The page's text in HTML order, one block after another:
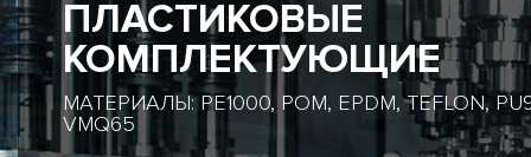
ПЛАСТИКОВЫЕ
КОМПЛЕКТУЮЩИЕ
МАТЕРИАЛЫ: PE1000, POM, EPDM, TEFLON,
VMQ65